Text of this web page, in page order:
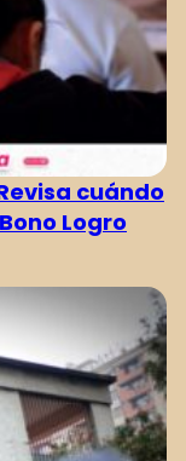
9 10
cuándo
Logro